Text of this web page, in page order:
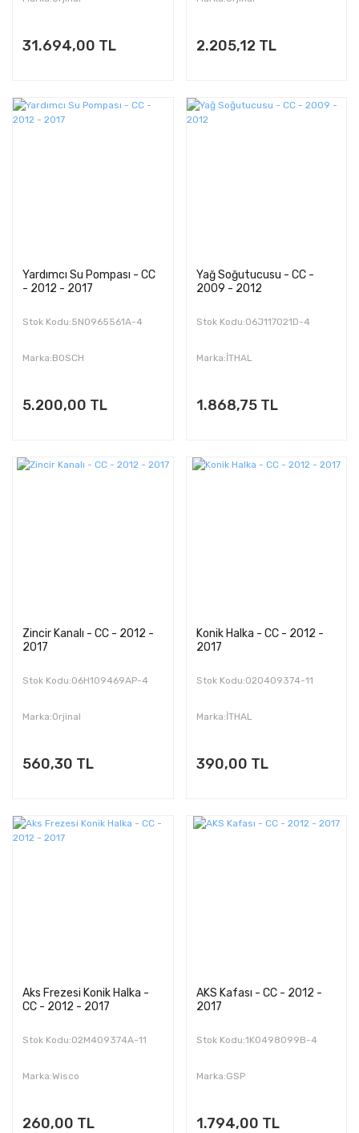
31.694,00 TL 2.205,12 TL
Yardımcı Su Pompası - CC
- 2012 - 2017
Stok Kodu:5N0965561A-4
Marka:BOSCH
5.200,00 TL
Yağ Soğutucusu - CC -
2009 - 2012
Stok Kodu:06J117021D-4
Marka:İTHAL
1.868,75 TL
Zincir Kanalı - CC - 2012 -
2017
Stok Kodu:06H109469AP-4
Marka:Orjinal
560,30 TL
Konik Halka - CC - 2012 -
2017
Stok Kodu:020409374-11
Marka:İTHAL
390,00 TL
Aks Frezesi Konik Halka -
CC - 2012 - 2017
Stok Kodu:02M409374A-11
Marka:Wisco
260,00 TL
AKS Kafası - CC - 2012 -
2017
Stok Kodu:1K0498099B-4
Marka:GSP
1.794,00 TL